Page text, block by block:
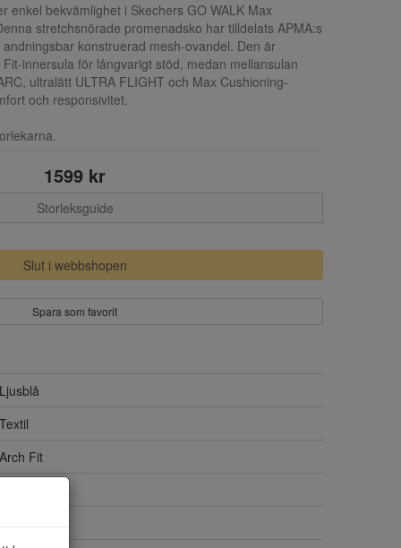
enkel bekvämlighet i Skechers GO WALK Max
stretchsnörade promenadsko har tilldelats APMA:s
konstruerad mesh-ovandel. Den är
innersula för långvarigt stöd, medan mellansulan
ultralätt ULTRA FLIGHT och Max Cushioning-
och responsivitet.
1599 kr
Storleksguide
Slut i webbshopen
Spara som favorit
Ljusblå
Textil
Arch Fit
Gummi